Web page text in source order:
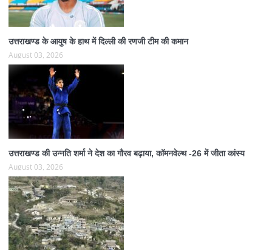
उत्तराखण्ड के आयुष के हाथ में दिल्ली की रणजी टीम की कमान
August 03, 2026
उत्तराखण्ड की उन्नति शर्मा ने देश का गौरव बढ़ाया, कॉमनवेल्थ -26 में जीता कांस्य
August 03, 2026